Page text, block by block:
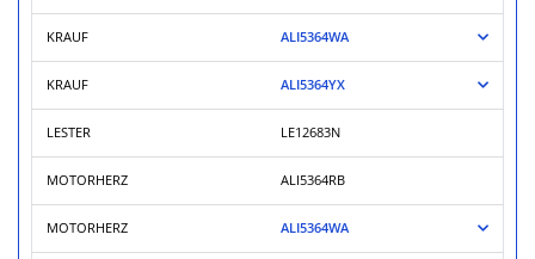
KRAUF ALI5364WA
KRAUF ALI5364YX
LESTER LE12683N
MOTORHERZ ALI5364RB
MOTORHERZ ALI5364WA